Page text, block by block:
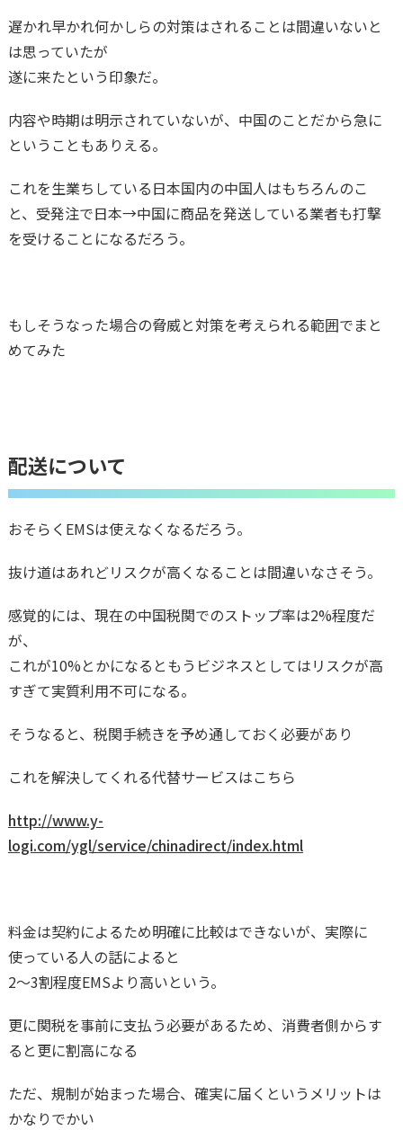
遅かれ早かれ何かしらの対策はされることは間違いないと
は思っていたが
遂に来たという印象だ。
内容や時期は明示されていないが、中国のことだから急に
ということもありえる。
これを生業ちしている日本国内の中国人はもちろんのこ
と、受発注で日本→中国に商品を発送している業者も打撃
を受けることになるだろう。
もしそうなった場合の脅威と対策を考えられる範囲でまと
めてみた
配送について
おそらくEMSは使えなくなるだろう。
抜け道はあれどリスクが高くなることは間違いなさそう。
感覚的には、現在の中国税関でのストップ率は2%程度だ
が、
これが10%とかになるともうビジネスとしてはリスクが高
すぎて実質利用不可になる。
そうなると、税関手続きを予め通しておく必要があり
これを解決してくれる代替サービスはこちら
http://www.y-
logi.com/ygl/service/chinadirect/index.html
料金は契約によるため明確に比較はできないが、実際に
使っている人の話によると
2〜3割程度EMSより高いという。
更に関税を事前に支払う必要があるため、消費者側からす
ると更に割高になる
ただ、規制が始まった場合、確実に届くというメリットは
かなりでかい